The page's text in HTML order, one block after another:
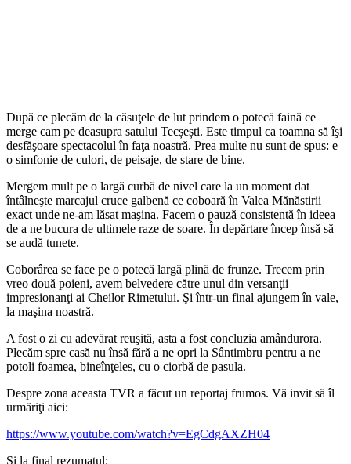
După ce plecăm de la căsuţele de lut prindem o potecă faină ce
merge cam pe deasupra satului Tecșești. Este timpul ca toamna să îşi
desfăşoare spectacolul în faţa noastră. Prea multe nu sunt de spus: e
o simfonie de culori, de peisaje, de stare de bine.
Mergem mult pe o largă curbă de nivel care la un moment dat
întâlneşte marcajul cruce galbenă ce coboară în Valea Mănăstirii
exact unde ne-am lăsat maşina. Facem o pauză consistentă în ideea
de a ne bucura de ultimele raze de soare. În depărtare încep însă să
se audă tunete.
Coborârea se face pe o potecă largă plină de frunze. Trecem prin
vreo două poieni, avem belvedere către unul din versanţii
impresionanţi ai Cheilor Rimetului. Şi într-un final ajungem în vale,
la maşina noastră.
A fost o zi cu adevărat reuşită, asta a fost concluzia amândurora.
Plecăm spre casă nu însă fără a ne opri la Sântimbru pentru a ne
potoli foamea, bineînţeles, cu o ciorbă de pasula.
Despre zona aceasta TVR a făcut un reportaj frumos. Vă invit să îl
urmăriţi aici:
https://www.youtube.com/watch?v=EgCdgAXZH04
Şi la final rezumatul: